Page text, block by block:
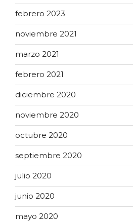
febrero 2023
noviembre 2021
marzo 2021
febrero 2021
diciembre 2020
noviembre 2020
octubre 2020
septiembre 2020
julio 2020
junio 2020
mayo 2020